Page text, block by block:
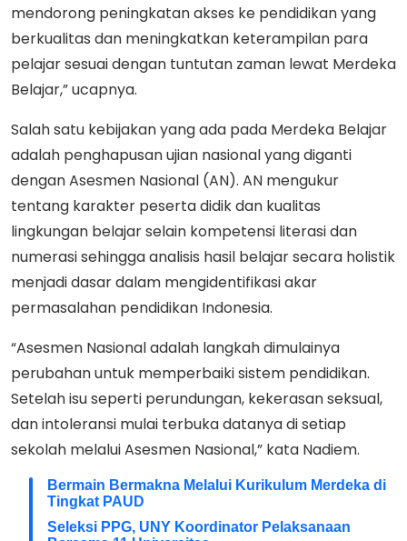
mendorong peningkatan akses ke pendidikan yang
berkualitas dan meningkatkan keterampilan para
pelajar sesuai dengan tuntutan zaman lewat Merdeka
Belajar,” ucapnya.
Salah satu kebijakan yang ada pada Merdeka Belajar
adalah penghapusan ujian nasional yang diganti
dengan Asesmen Nasional (AN). AN mengukur
tentang karakter peserta didik dan kualitas
lingkungan belajar selain kompetensi literasi dan
numerasi sehingga analisis hasil belajar secara holistik
menjadi dasar dalam mengidentifikasi akar
permasalahan pendidikan Indonesia.
“Asesmen Nasional adalah langkah dimulainya
perubahan untuk memperbaiki sistem pendidikan.
Setelah isu seperti perundungan, kekerasan seksual,
dan intoleransi mulai terbuka datanya di setiap
sekolah melalui Asesmen Nasional,” kata Nadiem.
Bermain Bermakna Melalui Kurikulum Merdeka di
Tingkat PAUD
Seleksi PPG, UNY Koordinator Pelaksanaan